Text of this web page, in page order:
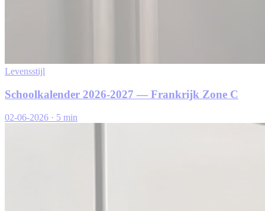
Levensstijl
Schoolkalender 2026-2027 — Frankrijk Zone C
02-06-2026 · 5 min